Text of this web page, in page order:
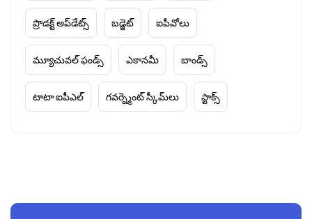
ప్రొడక్ట్ అప్‌డేట్స్ బడ్జెట్ ఐపీవోలు
మ్యూచువల్ ఫండ్స్ ఎకానమీ బాండ్స్
టాటా ఐపీఎల్ గవర్న్మెంట్ స్కీమ్‌లు స్టాక్స్